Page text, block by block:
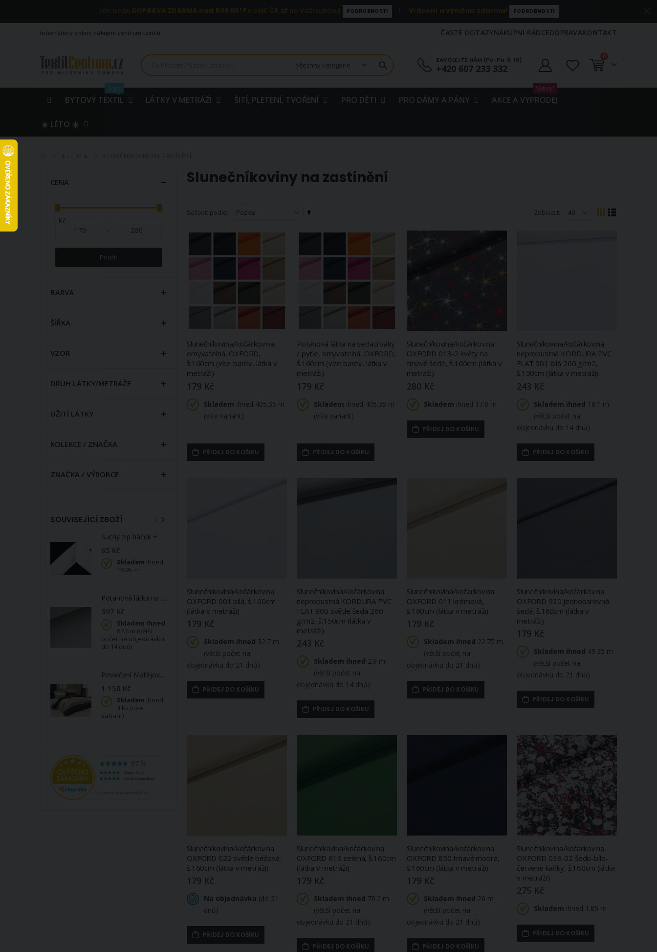
Jen u nás DOPRAVA ZDARMA nad 500 Kč! Po celé ČR až na Vaši adresu! PODROBNOSTI | Vrácení a výměna zdarma! PODROBNOSTI
Internetové online nákupní centrum textilu. ČASTÉ DOTAZYNÁKUPNÍ RÁDCEDOPRAVAKONTAKT
ZAVOLEJTE NÁM (Po-Pá: 8-16)
+420 607 233 332 Košík
0položky
BYTOVÝ TEXTIL
Top!
LÁTKY V METRÁŽI ŠITÍ, PLETENÍ, TVOŘENÍ PRO DĚTI PRO DÁMY A PÁNY AKCE A VÝPRODEJ
Slevy!
☀️ LÉTO ☀️
Slunečníkoviny na zastínění
Seřadit podle Zobrazit
Zobrazení
MřížkaSeznam
Slunečníkovina/kočárkovina,
omyvatelná, OXFORD,
š.160cm (více barev, látka v
metráži)
179 Kč
Skladem ihned 405.35 m
(více variant)
PŘIDEJ DO KOŠÍKU
Potahová látka na sedací vaky
/ pytle, omyvatelná, OXFORD,
š.160cm (více barev, látka v
metráži)
179 Kč
Skladem ihned 405.35 m
(více variant)
PŘIDEJ DO KOŠÍKU
Slunečníkovina/kočárkovina
OXFORD 013-2 květy na
tmavě šedé, š.160cm (látka v
metráži)
280 Kč
Skladem ihned 17.8 m
PŘIDEJ DO KOŠÍKU
Slunečníkovina/kočárkovina
nepropustná KORDURA PVC
FLAT 001 bílá 260 g/m2,
š.150cm (látka v metráži)
243 Kč
Skladem ihned 18.1 m
(větší počet na
objednávku do 14 dnů)
PŘIDEJ DO KOŠÍKU
Slunečníkovina/kočárkovina
OXFORD 001 bílá, š.160cm
(látka v metráži)
179 Kč
Skladem ihned 32.7 m
(větší počet na
objednávku do 21 dnů)
PŘIDEJ DO KOŠÍKU
Slunečníkovina/kočárkovina
nepropustná KORDURA PVC
FLAT 900 světle šedá 260
g/m2, š.150cm (látka v
metráži)
243 Kč
Skladem ihned 2.9 m
(větší počet na
objednávku do 14 dnů)
PŘIDEJ DO KOŠÍKU
Slunečníkovina/kočárkovina
OXFORD 011 krémová,
š.160cm (látka v metráži)
179 Kč
Skladem ihned 22.75 m
(větší počet na
objednávku do 21 dnů)
PŘIDEJ DO KOŠÍKU
Slunečníkovina/kočárkovina
OXFORD 930 jednobarevná
šedá, š.160cm (látka v
metráži)
179 Kč
Skladem ihned 49.35 m
(větší počet na
objednávku do 21 dnů)
PŘIDEJ DO KOŠÍKU
Slunečníkovina/kočárkovina
OXFORD 022 světle béžová,
š.160cm (látka v metráži)
179 Kč
Na objednávku (do 21
dnů)
PŘIDEJ DO KOŠÍKU
Slunečníkovina/kočárkovina
OXFORD 616 zelená, š.160cm
(látka v metráži)
179 Kč
Skladem ihned 70.2 m
(větší počet na
objednávku do 21 dnů)
PŘIDEJ DO KOŠÍKU
Slunečníkovina/kočárkovina
OXFORD 850 tmavě modrá,
š.160cm (látka v metráži)
179 Kč
Skladem ihned 26 m
(větší počet na
objednávku do 21 dnů)
PŘIDEJ DO KOŠÍKU
Slunečníkovina/kočárkovina
OXFORD 036-02 šedo-bílo-
červené kaňky, š.160cm (látka
v metráži)
275 Kč
Skladem ihned 1.85 m
PŘIDEJ DO KOŠÍKU
CENA
Kč
-
Použít
BARVA
ŠÍŘKA
VZOR
DRUH LÁTKY/METRÁŽE
UŽITÍ LÁTKY
KOLEKCE / ZNAČKA
ZNAČKA / VÝROBCE
SOUVISEJÍCÍ ZBOŽÍ
65 Kč
Skladem ihned
18.95 m
397 Kč
Skladem ihned
67.6 m (větší
počet na objednávku
do 14 dnů)
1 150 Kč
Skladem ihned
4 ks (více
variant)
465 Kč
Skladem ihned
4 ks (větší počet
na objednávku do 14
177 Kč
198 Kč
Skladem
8.55 m